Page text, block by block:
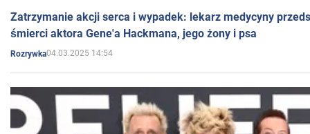
Zatrzymanie akcji serca i wypadek: lekarz medycyny
śmierci aktora Gene'a Hackmana, jego żony i psa
Rozrywka04.03.2025 14:54